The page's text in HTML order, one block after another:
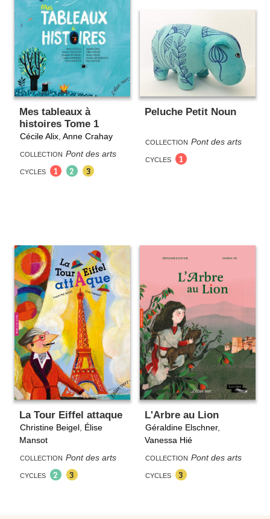
Mes tableaux à
histoires Tome 1
Cécile Alix ,Anne Crahay
COLLECTION Pont des arts
CYCLES 1 2 3
Peluche Petit Noun
COLLECTION Pont des arts
CYCLES 1
La Tour Eiffel attaque
Christine Beigel Élise
Mansot
COLLECTION Pont des arts
CYCLES 2 3
L'Arbre au Lion
Géraldine Elschner,
Vanessa Hié
COLLECTION Pont des arts
CYCLES 3